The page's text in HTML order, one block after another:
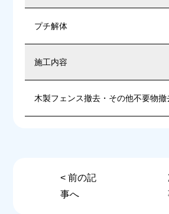
プチ解体
施工内容
木製フェンス撤去・その他不要物撤
< 前の記
事へ